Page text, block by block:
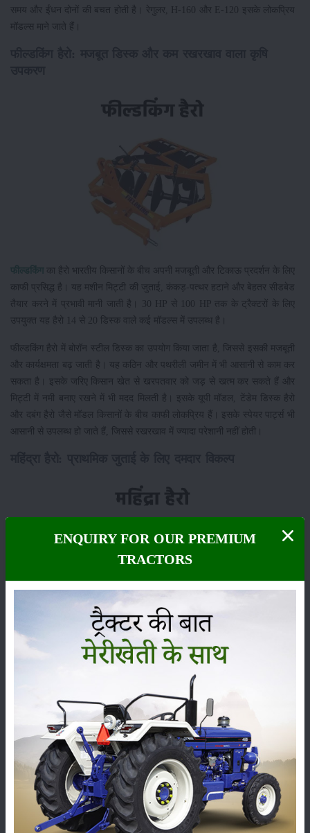
समय और ईंधन दोनों की बचत होती है। रेगुलर, H-160 और E-120 इसके लोकप्रिय
मॉडल्स माने जाते हैं।
फील्डकिंग का हैरो भारतीय किसानों के बीच अपनी मजबूती और टिकाऊ प्रदर्शन के लिए
काफी प्रसिद्ध है। यह मशीन मिट्टी की जुताई, कंकड़-पत्थर हटाने और बेहतर सीडबेड
तैयार करने में प्रभावी मानी जाती है। 30 HP से 100 HP तक के ट्रैक्टरों के लिए
उपयुक्त यह हैरो 14 से 20 डिस्क वाले कई मॉडल्स में उपलब्ध है।
फील्डकिंग हैरो में बोरॉन स्टील डिस्क का उपयोग किया जाता है, जिससे इसकी मजबूती
और कार्यक्षमता बढ़ जाती है। यह कठिन और पथरीली जमीन में भी आसानी से काम कर
सकता है। इसके जरिए किसान खेत से खरपतवार को जड़ से खत्म कर सकते हैं और
मिट्टी में नमी बनाए रखने में भी मदद मिलती है। इसके यूपी मॉडल, टेंडेम डिस्क हैरो
और दबंग हैरो जैसे मॉडल किसानों के बीच काफी लोकप्रिय हैं। इसके स्पेयर पार्ट्स भी
आसानी से उपलब्ध हो जाते हैं, जिससे रखरखाव में ज्यादा परेशानी नहीं होती।
महिंद्रा का हैरो अपनी मजबूत फ्रेम और शानदार जुताई क्षमता के कारण किसानों के
बीच भरोसेमंद माना जाता है। यह विशेष रूप से 35 HP से 55 HP ट्रैक्टरों के लिए
डिजाइन किया गया है और मिट्टी को भुरभुरा बनाने, फसल अवशेषों को काटने तथा
खरपतवार हटाने में काफी मददगार साबित होता है।
महिंद्रा हैरो में मजबूत नॉच्ड डिस्क दिए गए हैं, जो मिट्टी में गहराई तक प्रवेश कर उसे
अच्छी तरह तोड़ते हैं। इसकी एडजस्टेबल डिस्क सुविधा किसानों को अलग-अलग
मिट्टी के अनुसार मशीन की सेटिंग बदलने की सुविधा देती है। इसमें लगे स्क्रैपर डिस्क
पर चिपकी मिट्टी को स्वतः साफ करते रहते हैं, जिससे मशीन की कार्यक्षमता बनी रहती
है। यह उपकरण प्राथमिक जुताई के लिए काफी उपयुक्त माना जाता है और सामान्य
कल्टीवेटर की तुलना में बेहतर परिणाम देता है।
ENQUIRY FOR OUR PREMIUM
TRACTORS